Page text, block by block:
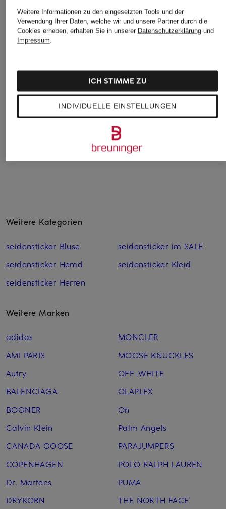
+Aktionsrabatt
55,99 €
69,99 €
Hemd Slim Fit
94,95 €
Bestpreis: 80,71 €
Ursprünglich:99,95 €
109,99 €
Weitere Kategorien
seidensticker Bluse
seidensticker Hemd
seidensticker Herren
seidensticker im SALE
seidensticker Kleid
Weitere Marken
adidas
AMI PARIS
Autry
BALENCIAGA
BOGNER
Calvin Klein
CANADA GOOSE
COPENHAGEN
Dr. Martens
DRYKORN
MONCLER
MOOSE KNUCKLES
OFF-WHITE
OLAPLEX
On
Palm Angels
PARAJUMPERS
POLO RALPH LAUREN
PUMA
THE NORTH FACE
Weitere Informationen zu den eingesetzten Tools und der
Verwendung Ihrer Daten, welche wir und unsere Partner durch die
Cookies erheben, erhalten Sie in unserer Datenschutzerklärungund
Impressum.
INDIVIDUELLE EINSTELLUNGEN
ICH STIMME ZU